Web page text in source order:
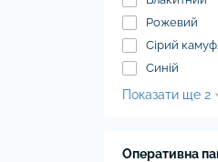
Рожевий
Сірий
Синій
Показати ще 2
Оперативна